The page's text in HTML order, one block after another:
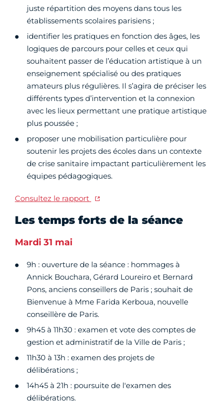
juste répartition des moyens dans tous les
établissements scolaires parisiens ;
identifier les pratiques en fonction des âges, les
logiques de parcours pour celles et ceux qui
souhaitent passer de l’éducation artistique à un
enseignement spécialisé ou des pratiques
amateurs plus régulières. Il s’agira de préciser les
différents types d’intervention et la connexion
avec les lieux permettant une pratique artistique
plus poussée ;
proposer une mobilisation particulière pour
soutenir les projets des écoles dans un contexte
de crise sanitaire impactant particulièrement les
équipes pédagogiques.
Consultez le rapport
Les temps forts de la séance
Mardi 31 mai
9h : ouverture de la séance : hommages à
Annick Bouchara, Gérard Loureiro et Bernard
Pons, anciens conseillers de Paris ; souhait de
Bienvenue à Mme Farida Kerboua, nouvelle
conseillère de Paris.
9h45 à 11h30 : examen et vote des comptes de
gestion et administratif de la Ville de Paris ;
11h30 à 13h : examen des projets de
délibérations ;
14h45 à 21h : poursuite de l'examen des
délibérations.